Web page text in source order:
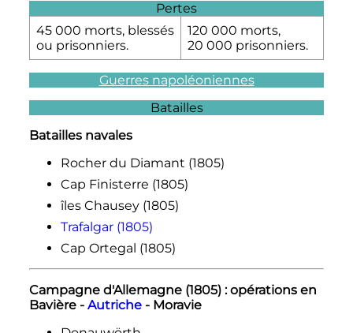
Pertes
45 000 morts, blessés
ou prisonniers.
120 000 morts,
20 000 prisonniers.
Guerres napoléoniennes
Batailles
Batailles navales
Rocher du Diamant (1805)
Cap Finisterre (1805)
îles Chausey (1805)
Trafalgar (1805)
Cap Ortegal (1805)
Campagne d'Allemagne (1805) : opérations en
Bavière - Autriche- Moravie